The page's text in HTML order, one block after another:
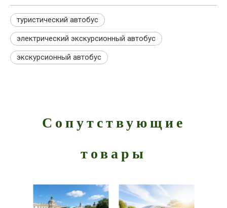
туристический автобус
электрический экскурсионный автобус
экскурсионный автобус
Сопутствующие
товары